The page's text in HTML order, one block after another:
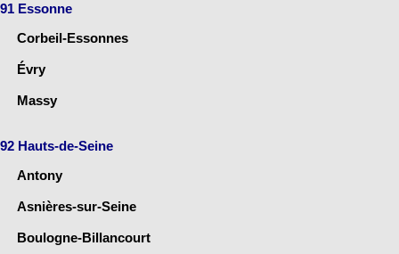
91 Essonne
Corbeil-Essonnes
Évry
Massy
92 Hauts-de-Seine
Antony
Asnières-sur-Seine
Boulogne-Billancourt